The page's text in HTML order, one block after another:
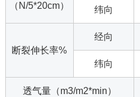
（N/5*20cm）
纬向
断裂伸长率%
经向
纬向
透气量（m3/m2*min）